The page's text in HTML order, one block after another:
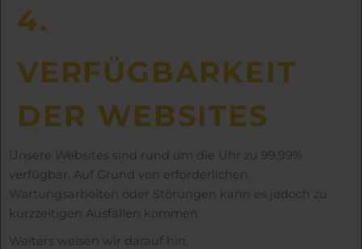
4.
VERFÜG­BAR­KEIT
DER WEB­SITES
Unsere Websites sind rund um die Uhr zu 99,99%
verfügbar. Auf Grund von erforderlichen
Wartungsarbeiten oder Störungen kann es jedoch zu
kurzzeitigen Ausfällen kommen.
Weiters weisen wir darauf hin,